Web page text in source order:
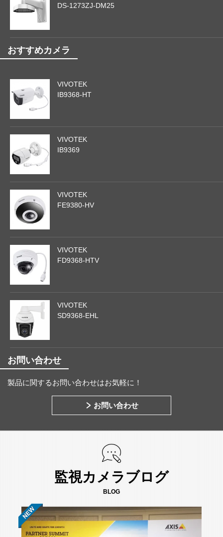
DS-1273ZJ-DM25
おすすめカメラ
VIVOTEK
IB9368-HT
VIVOTEK
IB9369
VIVOTEK
FE9380-HV
VIVOTEK
FD9368-HTV
VIVOTEK
SD9368-EHL
お問い合わせ
製品に関するお問い合わせはお気軽に！
お問い合わせ
監視カメラブログ
BLOG